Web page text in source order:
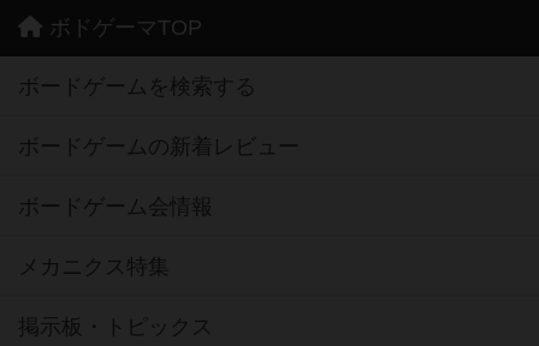
ボドゲーマTOP
ボードゲームを検索する
ボードゲームの新着レビュー
ボードゲーム会情報
メカニクス特集
掲示板・トピックス